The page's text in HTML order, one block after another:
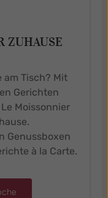
ZUHAUSE
am Tisch? Mit
Gerichten
Moissonnier
Genussboxen
à la Carte.